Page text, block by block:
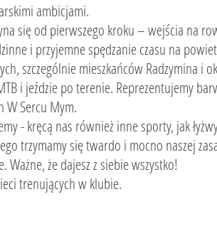
ambicjami.
się od pierwszego kroku – wejścia na
i przyjemne spędzanie czasu na
szczególnie mieszkańców Radzymina i
i jeździe po terenie. Reprezentujemy
W Sercu Mym.
- kręcą nas również inne sporty, jak
trzymamy się twardo i mocno naszej
Ważne, że dajesz z siebie wszystko!
trenujących w klubie.